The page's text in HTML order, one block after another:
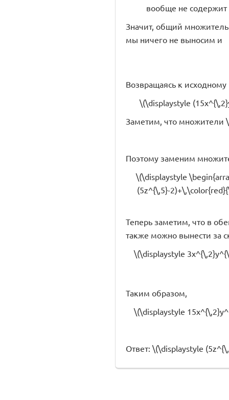
вообще не содержит
Значит, общий
мы ничего не выносим и
Возвращаясь к
\(\displaystyle
Заметим, что множители
Поэтому заменим
\(\displaystyle
(5z^{\,5}-
Теперь заметим, что в
также можно вынести за
\(\displaystyle
Таким образом,
\(\displaystyle
Ответ: \(\displaystyle